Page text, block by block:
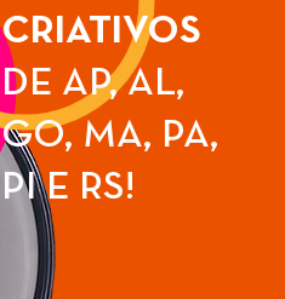
CRIATIVOS
DE AP, AL,
GO, MA, PA,
PI E RS!